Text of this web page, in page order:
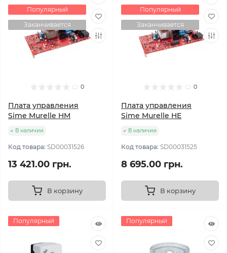
Популярный
Заканчивается
0
Плата управления
Sime Murelle HM
В наличии
Код товара: SD00031526
13 421.00 грн.
В корзину
Популярный
Заканчивается
0
Плата управления
Sime Murelle HE
В наличии
Код товара: SD00031525
8 695.00 грн.
В корзину
Популярный Популярный